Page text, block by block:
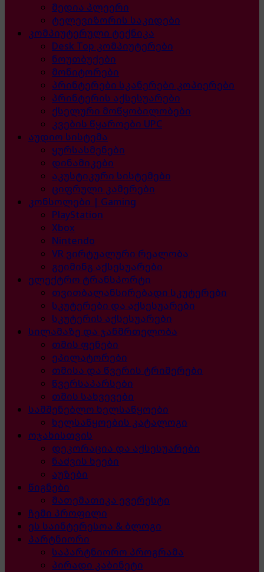
მედია პლეერი
ტელევიზორის საკიდები
კომპიუტერული ტექნიკა
Desk Top კომპიუტერები
ნოუთბუქები
მონიტორები
პრინტერები სკანერები კოპიერები
პრინტერის აქსესუარები
ქსელური მოწყობილობები
კვების წყაროები UPC
აუდიო სისტემა
ყურსასმენები
დინამიკები
აკუსტიკური სისტემები
ციფრული კამერები
კონსოლები | Gaming
PlayStation
Xbox
Nintendo
VR ვირტუალური რეალობა
გეიმინგ აქსესუარები
ელექტრო ტრანსპორტი
თვითბალანსირებადი სკუტერები
სკუტერები და აქსესუარები
სკუტერის აქსესუარები
სილამაზე და ჯანმრთელობა
თმის ფენები
ეპილატორები
თმისა და წვერის ტრიმერები
წვერსაპარსები
თმის სახვევები
სამშენებლო ხელსაწყოები
ხელსაწყოების კატალოგი
ოჯახისთვის
დეკორაცია და აქსესუარები
ნაძვის ხეები
აუზები
წიგნები
მათემათიკა ევერესტი
ჩემი პროფილი
ეს საინტერესოა & ბლოგი
პარტნიორი
საპარტნიორო პროგრამა
პირადი კაბინეტი